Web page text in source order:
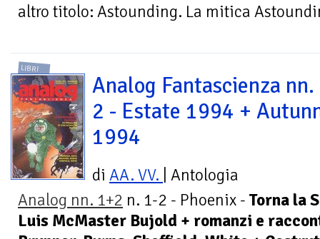
altro titolo: Astounding. La mitica
LIBRI
Analog Fantascienza nn.
2 - Estate 1994 +
1994
di AA. VV. | Antologia
Analog nn. 1+2 n. 1-2 - Phoenix - Torna la
Luis McMaster Bujold + romanzi e